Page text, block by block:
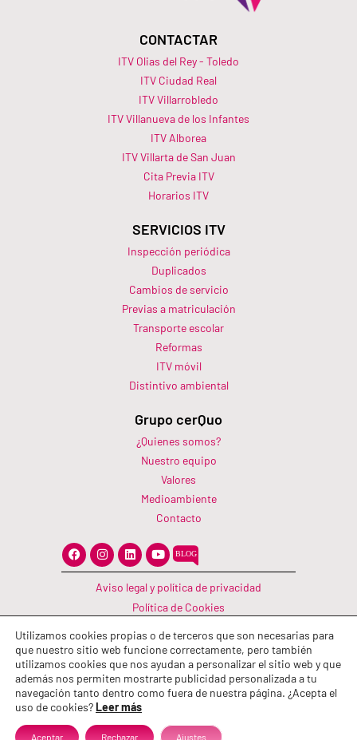
CONTACTAR
ITV Olias del Rey - Toledo
ITV Ciudad Real
ITV Villarrobledo
ITV Villanueva de los Infantes
ITV Alborea
ITV Villarta de San Juan
Cita Previa ITV
Horarios ITV​
SERVICIOS ITV
Inspección periódica
Duplicados
Cambios de servicio
Previas a matriculación
Transporte escolar
Reformas
ITV móvil
Distintivo ambiental
Grupo cerQuo
¿Quienes somos?
Nuestro equipo
Valores
Medioambiente
Contacto
F
a
c
o
k
I
n
s
t
a
r
a
m
L
i
n
k
e
d
i
n
Y
o
u
t
u
b
e
Aviso legal y política de privacidad
Política de Cookies
Política de calidad
Utilizamos cookies propias o de terceros que son necesarias para
que nuestro sitio web funcione correctamente, pero también
utilizamos cookies que nos ayudan a personalizar el sitio web y que
además nos permiten mostrarte publicidad personalizada a tu
navegación tanto dentro como fuera de nuestra página. ¿Acepta el
uso de cookies?Leer más
Aceptar Rechazar Ajustes